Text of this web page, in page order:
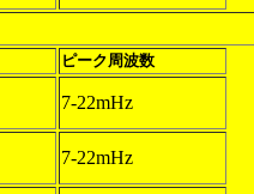
ピーク周波数
7-22mHz
7-22mHz